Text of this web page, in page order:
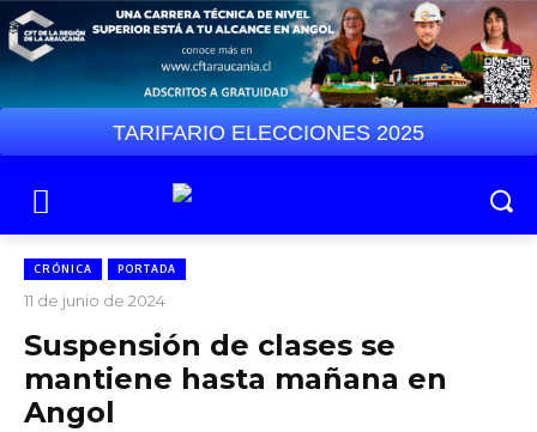
TARIFARIO ELECCIONES 2025
CRÓNICA PORTADA
11 de junio de 2024
Suspensión de clases se
mantiene hasta mañana en
Angol